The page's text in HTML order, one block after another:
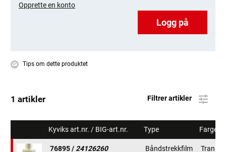
Opprette en konto
Logg på
Tips om dette produktet
1 artikler Filtrer artikler
Kyviks art.nr. / BIG-art.nr. Type Farge
76895 / 24126260 Båndstrekkfilm